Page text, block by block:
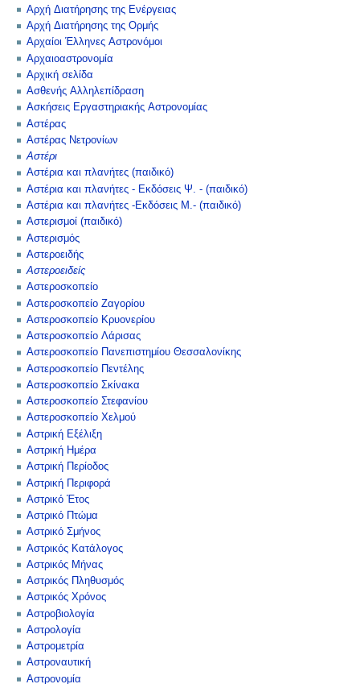
Αρχή Διατήρησης της Ενέργειας
Αρχή Διατήρησης της Ορμής
Αρχαίοι Έλληνες Αστρονόμοι
Αρχαιοαστρονομία
Αρχική σελίδα
Ασθενής Αλληλεπίδραση
Ασκήσεις Εργαστηριακής Αστρονομίας
Αστέρας
Αστέρας Νετρονίων
Αστέρι
Αστέρια και πλανήτες (παιδικό)
Αστέρια και πλανήτες - Εκδόσεις Ψ. - (παιδικό)
Αστέρια και πλανήτες -Εκδόσεις Μ.- (παιδικό)
Αστερισμοί (παιδικό)
Αστερισμός
Αστεροειδής
Αστεροειδείς
Αστεροσκοπείο
Αστεροσκοπείο Ζαγορίου
Αστεροσκοπείο Κρυονερίου
Αστεροσκοπείο Λάρισας
Αστεροσκοπείο Πανεπιστημίου Θεσσαλονίκης
Αστεροσκοπείο Πεντέλης
Αστεροσκοπείο Σκίνακα
Αστεροσκοπείο Στεφανίου
Αστεροσκοπείο Χελμού
Αστρική Εξέλιξη
Αστρική Ημέρα
Αστρική Περίοδος
Αστρική Περιφορά
Αστρικό Έτος
Αστρικό Πτώμα
Αστρικό Σμήνος
Αστρικός Κατάλογος
Αστρικός Μήνας
Αστρικός Πληθυσμός
Αστρικός Χρόνος
Αστροβιολογία
Αστρολογία
Αστρομετρία
Αστροναυτική
Αστρονομία